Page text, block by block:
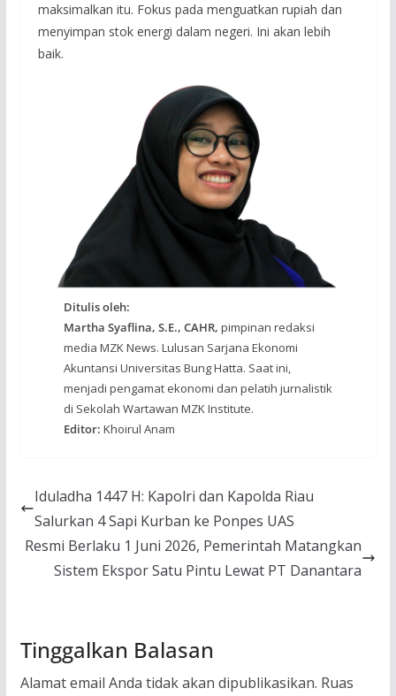
maksimalkan itu. Fokus pada menguatkan rupiah dan
menyimpan stok energi dalam negeri. Ini akan lebih
baik.
Ditulis oleh:
Martha Syaflina, S.E., CAHR, pimpinan redaksi
media MZK News. Lulusan Sarjana Ekonomi
Akuntansi Universitas Bung Hatta. Saat ini,
menjadi pengamat ekonomi dan pelatih jurnalistik
di Sekolah Wartawan MZK Institute.
Editor: Khoirul Anam
Iduladha 1447 H: Kapolri dan Kapolda Riau
Salurkan 4 Sapi Kurban ke Ponpes UAS
Resmi Berlaku 1 Juni 2026, Pemerintah Matangkan
Sistem Ekspor Satu Pintu Lewat PT Danantara
Tinggalkan Balasan
Alamat email Anda tidak akan dipublikasikan. Ruas